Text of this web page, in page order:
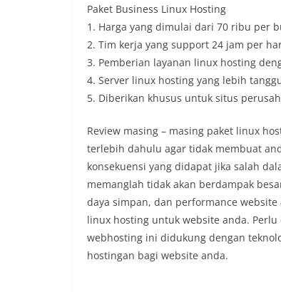
Paket Business Linux Hosting
1. Harga yang dimulai dari 70 ribu per
2. Tim kerja yang support 24 jam per
3. Pemberian layanan linux hosting
4. Server linux hosting yang lebih
5. Diberikan khusus untuk situs
Review masing – masing paket linux
terlebih dahulu agar tidak membuat
konsekuensi yang didapat jika salah
memanglah tidak akan berdampak
daya simpan, dan performance
linux hosting untuk website anda.
webhosting ini didukung dengan
hostingan bagi website anda.